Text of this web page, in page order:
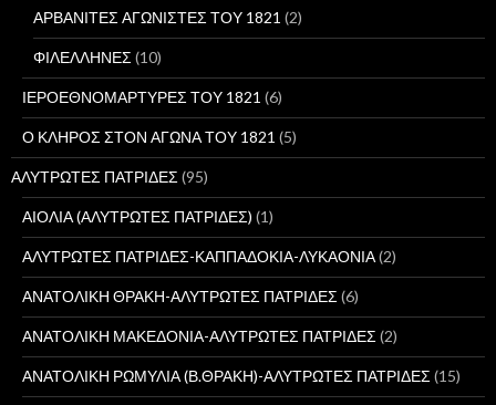
ΑΡΒΑΝΙΤΕΣ ΑΓΩΝΙΣΤΕΣ ΤΟΥ 1821 (2)
ΦΙΛΕΛΛΗΝΕΣ (10)
ΙΕΡΟΕΘΝΟΜΑΡΤΥΡΕΣ ΤΟΥ 1821 (6)
Ο ΚΛΗΡΟΣ ΣΤΟΝ ΑΓΩΝΑ ΤΟΥ 1821 (5)
ΑΛΥΤΡΩΤΕΣ ΠΑΤΡΙΔΕΣ (95)
ΑΙΟΛΙΑ (ΑΛΥΤΡΩΤΕΣ ΠΑΤΡΙΔΕΣ) (1)
ΑΛΥΤΡΩΤΕΣ ΠΑΤΡΙΔΕΣ-ΚΑΠΠΑΔΟΚΙΑ-ΛΥΚΑΟΝΙΑ(2)
ΑΝΑΤΟΛΙΚΗ ΘΡΑΚΗ-ΑΛΥΤΡΩΤΕΣ ΠΑΤΡΙΔΕΣ (6)
ΑΝΑΤΟΛΙΚΗ ΜΑΚΕΔΟΝΙΑ-ΑΛΥΤΡΩΤΕΣ ΠΑΤΡΙΔΕΣ (2)
ΑΝΑΤΟΛΙΚΗ ΡΩΜΥΛΙΑ (Β.ΘΡΑΚΗ)-ΑΛΥΤΡΩΤΕΣ ΠΑΤΡΙΔΕΣ (15)